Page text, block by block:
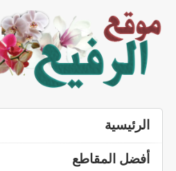
الرئيسية
أفضل المقاطع